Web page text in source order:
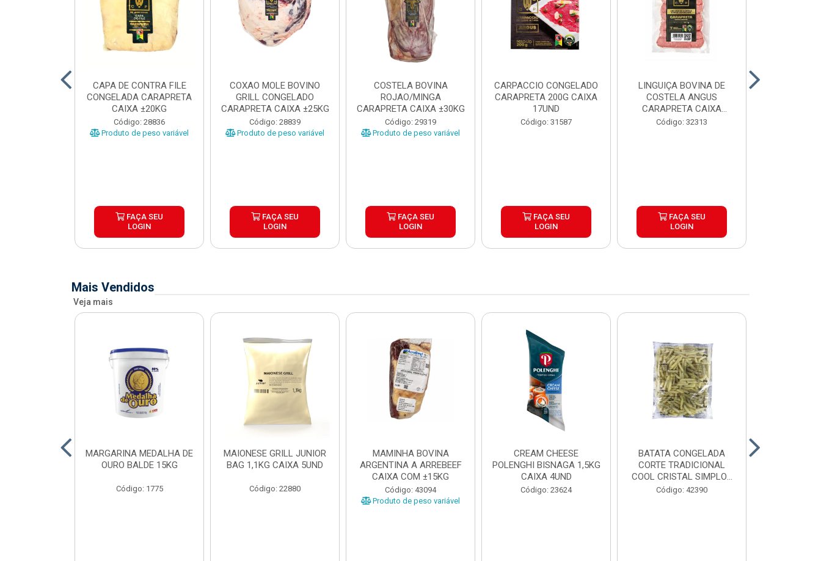
CAPA DE CONTRA FILE
CONGELADA CARAPRETA
CAIXA ±20KG
Código: 28836
Produto de peso variável
FAÇA SEU
LOGIN
COXAO MOLE BOVINO
GRILL CONGELADO
CARAPRETA CAIXA ±25KG
Código: 28839
Produto de peso variável
FAÇA SEU
LOGIN
COSTELA BOVINA
ROJAO/MINGA
CARAPRETA CAIXA ±30KG
Código: 29319
Produto de peso variável
FAÇA SEU
LOGIN
CARPACCIO CONGELADO
CARAPRETA 200G CAIXA
17UND
Código: 31587
FAÇA SEU
LOGIN
LINGUIÇA BOVINA DE
COSTELA ANGUS
CARAPRETA CAIXA
24X300G
Código: 32313
FAÇA SEU
LOGIN
Mais Vendidos
Veja mais
MARGARINA MEDALHA DE
OURO BALDE 15KG
Código: 1775
MAIONESE GRILL JUNIOR
BAG 1,1KG CAIXA 5UND
Código: 22880
MAMINHA BOVINA
ARGENTINA A ARREBEEF
CAIXA COM ±15KG
Código: 43094
Produto de peso variável
CREAM CHEESE
POLENGHI BISNAGA 1,5KG
CAIXA 4UND
Código: 23624
BATATA CONGELADA
CORTE TRADICIONAL
COOL CRISTAL SIMPLOT
CAIX...
Código: 42390